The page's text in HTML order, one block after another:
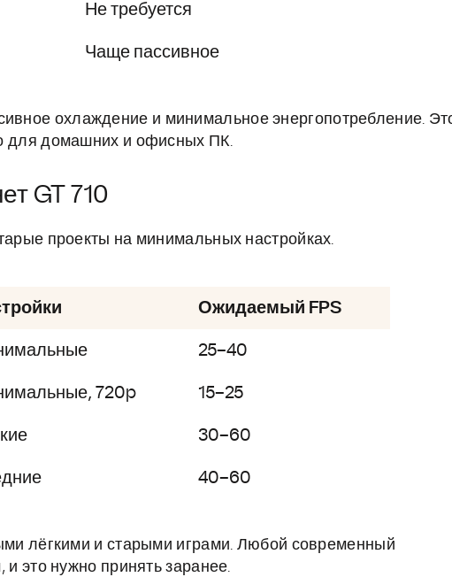
Не требуется
Чаще пассивное
охлаждение и минимальное энергопотребление.
для домашних и офисных ПК.
GT 710
проекты на минимальных настройках.
Ожидаемый FPS
25–40
720p 15–25
30–60
40–60
лёгкими и старыми играми. Любой современный
это нужно принять заранее.